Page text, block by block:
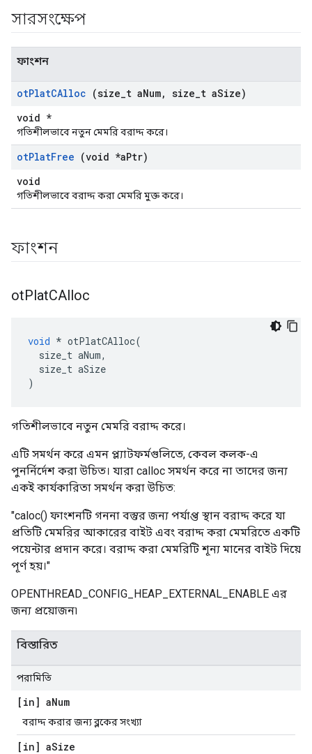
সারসংক্ষেপ
ফাংশন
otPlatCAlloc (size t aNum, size t aSize)
void *
গতিশীলভাবে নতুন মেমরি বরাদ্দ করে।
otPlatFree (void *aPtr)
void
গতিশীলভাবে বরাদ্দ করা মেমরি মুক্ত করে।
ফাংশন
otPlatCAlloc
void * otPlatCAlloc(
size_t aNum,
size_t aSize
)
গতিশীলভাবে নতুন মেমরি বরাদ্দ করে।
এটি সমর্থন করে এমন প্ল্যাটফর্মগুলিতে, কেবল কলক-এ
পুনর্নির্দেশ করা উচিত। যারা calloc সমর্থন করে না তাদের জন্য
একই কার্যকারিতা সমর্থন করা উচিত:
"caloc() ফাংশনটি গননা বস্তুর জন্য পর্যাপ্ত স্থান বরাদ্দ করে যা
প্রতিটি মেমরির আকারের বাইট এবং বরাদ্দ করা মেমরিতে একটি
পয়েন্টার প্রদান করে। বরাদ্দ করা মেমরিটি শূন্য মানের বাইট দিয়ে
পূর্ণ হয়।"
OPENTHREAD_CONFIG_HEAP_EXTERNAL_ENABLE এর
জন্য প্রয়োজন৷
বিস্তারিত
পরামিতি
[in] aNum
বরাদ্দ করার জন্য ব্লকের সংখ্যা
[in] aSize